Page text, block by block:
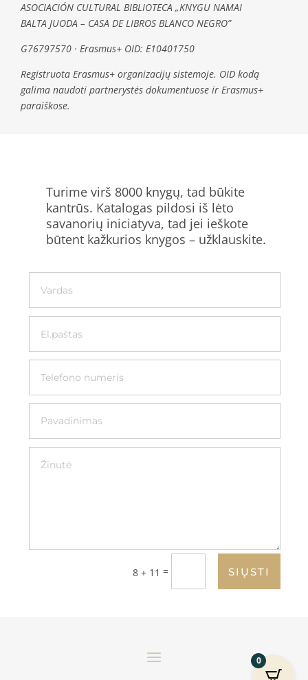
ASOCIACIÓN CULTURAL BIBLIOTECA „KNYGU NAMAI
BALTA JUODA – CASA DE LIBROS BLANCO NEGRO”
G76797570 · Erasmus+ OID: E10401750
Registruota Erasmus+ organizacijų sistemoje. OID kodą
galima naudoti partnerystės dokumentuose ir Erasmus+
paraiškose.
Turime virš 8000 knygų, tad būkite
kantrūs. Katalogas pildosi iš lėto
savanorių iniciatyva, tad jei ieškote
būtent kažkurios knygos – užklauskite.
8 + 11 = SIŲSTI
0